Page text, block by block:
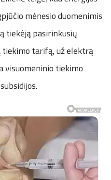
mėnesio duomenimis
tiekėją pasirinkusių
tarifą, už elektrą
visuomeninio tiekimo